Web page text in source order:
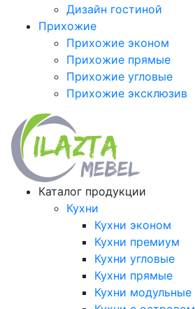
Дизайн гостиной
Прихожие
Прихожие эконом
Прихожие прямые
Прихожие угловые
Прихожие эксклюзив
Каталог продукции
Кухни
Кухни эконом
Кухни премиум
Кухни угловые
Кухни прямые
Кухни модульные